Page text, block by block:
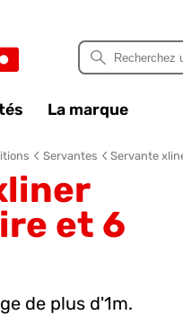
La marque
Servantes Servante
et 6
de plus d'1m.